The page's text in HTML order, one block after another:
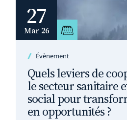
27
Mar 26
Évènement
Quels leviers de
le secteur sanitaire
social pour
en opportunités ?